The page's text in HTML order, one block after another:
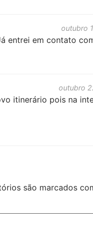
outubro
entrei em contato
outubro
itinerário pois na
são marcados